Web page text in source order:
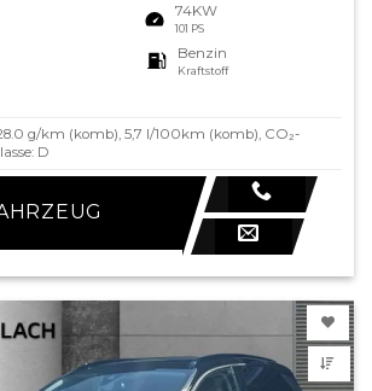
74KW
101 PS
Benzin
Kraftstoff
g/km (komb), 5,7 l/100km (komb), CO₂-
D